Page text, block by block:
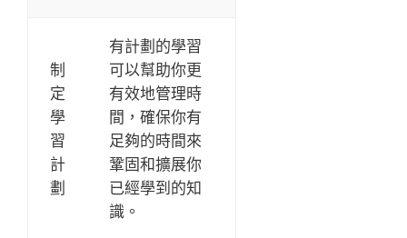
制
定
學
習
計
劃
有計劃的學習
可以幫助你更
有效地管理時
間，確保你有
足夠的時間來
鞏固和擴展你
已經學到的知
識。